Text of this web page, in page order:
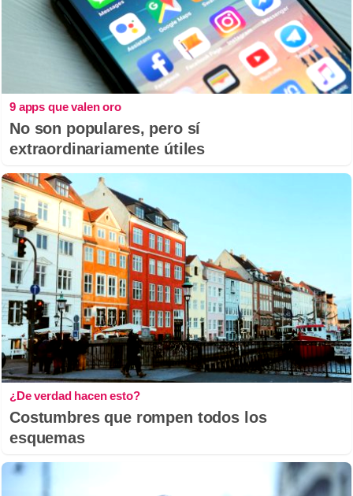
9 apps que valen oro
No son populares, pero sí
extraordinariamente útiles
¿De verdad hacen esto?
Costumbres que rompen todos los
esquemas